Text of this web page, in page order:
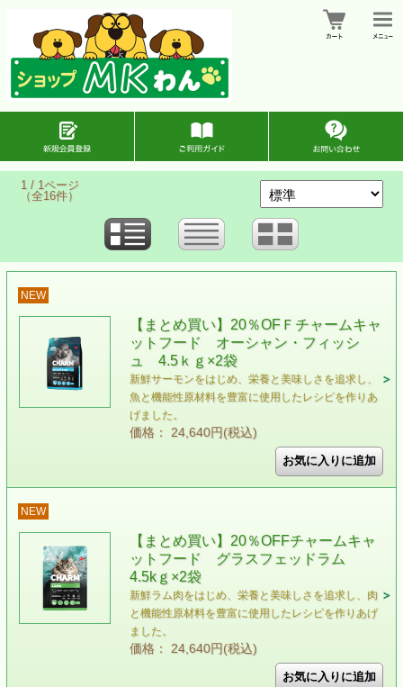
1 / 1ページ
（全16件）
NEW
【まとめ買い】20％OFＦチャームキャ
ットフード オーシャン・フィッシ
ュ 4.5ｋｇ×2袋
新鮮サーモンをはじめ、栄養と美味しさを追求し、
魚と機能性原材料を豊富に使用したレシピを作りあ
げました。
価格： 24,640円(税込)
NEW
【まとめ買い】20％OFFチャームキャ
ットフード グラスフェッドラム
4.5kｇ×2袋
新鮮ラム肉をはじめ、栄養と美味しさを追求し、肉
と機能性原材料を豊富に使用したレシピを作りあげ
ました。
価格： 24,640円(税込)